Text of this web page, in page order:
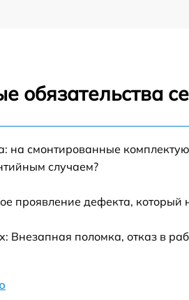
обязательства
на смонтированные
случаем?
проявление дефекта,
Внезапная поломка, отказ в